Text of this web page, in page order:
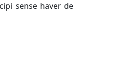
sense haver de